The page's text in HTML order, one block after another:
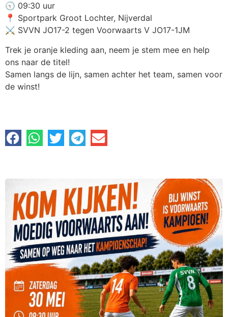
🕤 09:30 uur
📍 Sportpark Groot Lochter, Nijverdal
⚔️ SVVN JO17-2 tegen Voorwaarts V JO17-1JM
Trek je oranje kleding aan, neem je stem mee en help
ons naar de titel!
Samen langs de lijn, samen achter het team, samen voor
de winst!